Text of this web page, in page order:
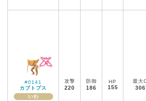
#0141
カブトプス
いわ
攻撃
220
防御
186
HP
155
最大